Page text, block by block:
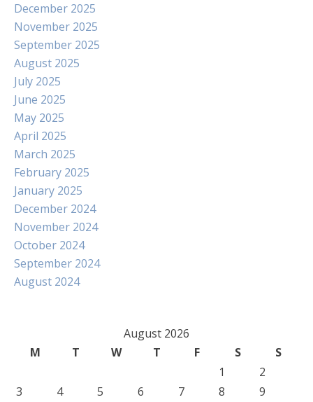
December 2025
November 2025
September 2025
August 2025
July 2025
June 2025
May 2025
April 2025
March 2025
February 2025
January 2025
December 2024
November 2024
October 2024
September 2024
August 2024
August 2026
M
T W T F S
S
1
2
3
4 5 6 7 8
9